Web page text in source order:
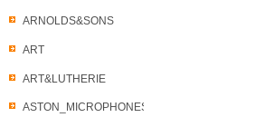
ARNOLDS&SONS
ART
ART&LUTHERIE
ASTON_MICROPHONES